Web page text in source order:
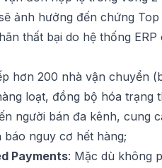
ảnh hưởng đến chứng
thất bại do hệ thống
hơn 200 nhà vận chuyển
loạt, đồng bộ hóa trạng
người bán đa kênh, cung
báo nguy cơ hết hàng;
Payments: Mặc dù không